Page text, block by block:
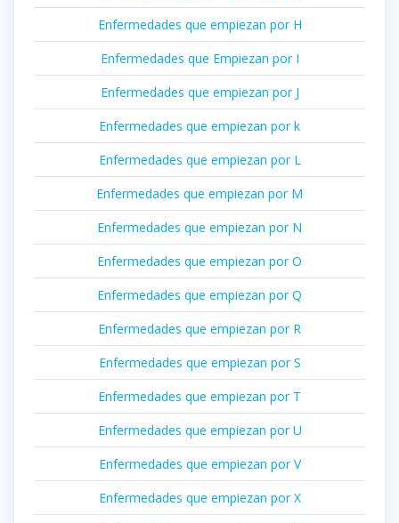
Enfermedades que empiezan por H
Enfermedades que Empiezan por I
Enfermedades que empiezan por J
Enfermedades que empiezan por k
Enfermedades que empiezan por L
Enfermedades que empiezan por M
Enfermedades que empiezan por N
Enfermedades que empiezan por O
Enfermedades que empiezan por Q
Enfermedades que empiezan por R
Enfermedades que empiezan por S
Enfermedades que empiezan por T
Enfermedades que empiezan por U
Enfermedades que empiezan por V
Enfermedades que empiezan por X